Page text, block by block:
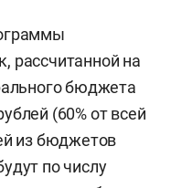
рассчитанной на
бюджета
(60% от всей
из бюджетов
по числу